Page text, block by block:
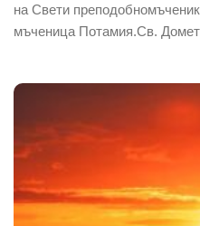
на Свети
мъченица Потамия.Св.